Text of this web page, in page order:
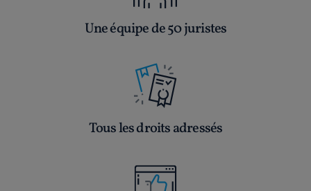
Une équipe de 50 juristes
Tous les droits adressés